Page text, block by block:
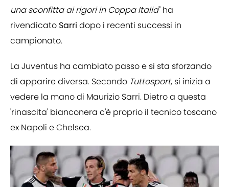
una sconfitta ai rigori in Coppa Italia" ha
rivendicato Sarri dopo i recenti successi in
campionato.
La Juventus ha cambiato passo e si sta sforzando
di apparire diversa. Secondo Tuttosport, si inizia a
vedere la mano di Maurizio Sarri. Dietro a questa
'rinascita' bianconera c'è proprio il tecnico toscano
ex Napoli e Chelsea.